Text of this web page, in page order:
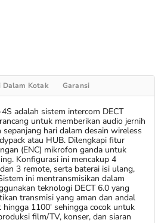
Dalam Kotak Garansi
adalah sistem intercom DECT
untuk memberikan audio jernih
sepanjang hari dalam desain wireless
atau HUB. Dilengkapi fitur
(ENC) mikrofon ganda untuk
Konfigurasi ini mencakup 4
3 remote, serta baterai isi ulang,
ini mentransmisikan dalam
teknologi DECT 6.0 yang
transmisi yang aman dan andal
1100' sehingga cocok untuk
film/TV, konser, dan siaran